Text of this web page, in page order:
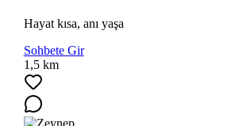
Hayat kısa, anı yaşa
Sohbete Gir
1,5 km